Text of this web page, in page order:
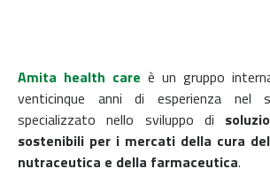
Amita health care è un gruppo
venticinque anni di esperienza nel
specializzato nello sviluppo di
sostenibili per i mercati della cura
nutraceutica e della farmaceutica.